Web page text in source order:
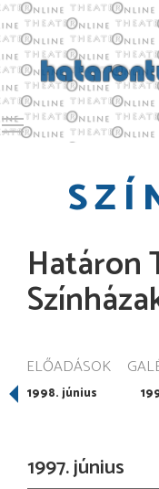
Toggle main menu
Határon
ELŐADÁSOK
1998. június
1997. június